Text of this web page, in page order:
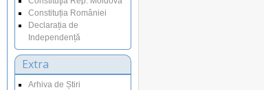
Constituția României
Declarația de
Independență
Extra
Arhiva de Știri